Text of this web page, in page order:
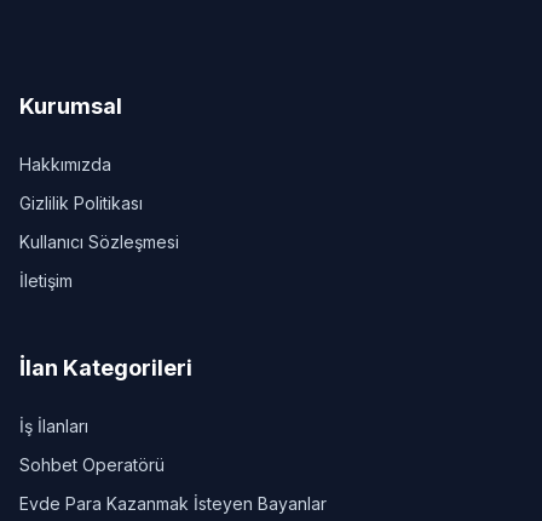
Kurumsal
Hakkımızda
Gizlilik Politikası
Kullanıcı Sözleşmesi
İletişim
İlan Kategorileri
İş İlanları
Sohbet Operatörü
Evde Para Kazanmak İsteyen Bayanlar